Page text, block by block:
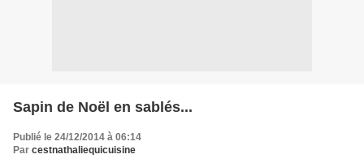
Sapin de Noël en sablés...
Publié le 24/12/2014 à 06:14
Par cestnathaliequicuisine